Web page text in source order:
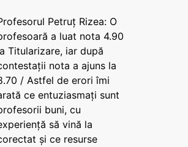
Petruț Rizea: O
a luat nota 4.90
Titularizare, iar după
nota a ajuns la
/ Astfel de erori îmi
ce entuziasmați sunt
buni, cu
să vină la
și ce resurse